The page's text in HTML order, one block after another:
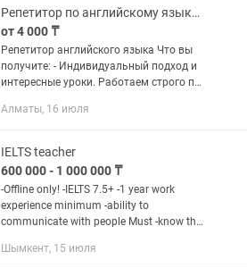
🎓 Обучение за...
Репетитор по английскому языку, IELTS, сор и соч помощь
от 4 000 ₸
Репетитор английского языка Что вы
получите: - Индивидуальный подход и
интересные уроки. Работаем строго по
школ и работы. - Постановка
Алматы, 16 июля
IELTS teacher
600 000 - 1 000 000 ₸
-Offline only! -IELTS 7.5+ -1 year work
experience minimum -ability to
communicate with people Must -know the
and individual students -give feedback
Шымкент, 15 июля